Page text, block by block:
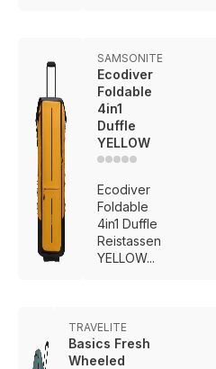
SAMSONITE
Ecodiver
Foldable
4in1
Duffle
YELLOW
Ecodiver
Foldable
4in1 Duffle
Reistassen
YELLOW...
TRAVELITE
Basics Fresh
Wheeled